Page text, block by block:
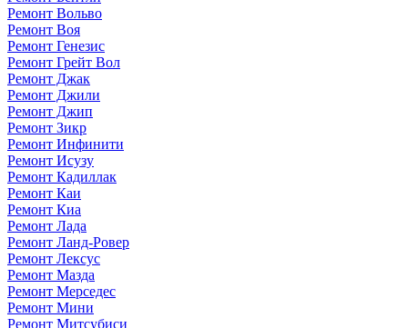
Ремонт Вольво
Ремонт Воя
Ремонт Генезис
Ремонт Грейт Вол
Ремонт Джак
Ремонт Джили
Ремонт Джип
Ремонт Зикр
Ремонт Инфинити
Ремонт Исузу
Ремонт Кадиллак
Ремонт Каи
Ремонт Киа
Ремонт Лада
Ремонт Ланд-Ровер
Ремонт Лексус
Ремонт Мазда
Ремонт Мерседес
Ремонт Мини
Ремонт Митсубиси